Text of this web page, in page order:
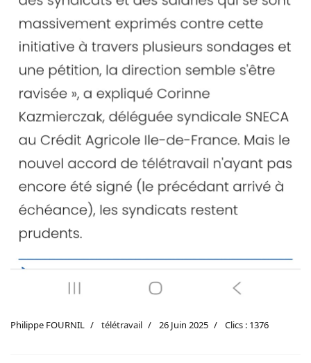
Philippe FOURNIL télétravail 26 Juin 2025 Clics : 1376